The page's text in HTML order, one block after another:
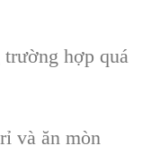
hợp quá
và ăn mòn